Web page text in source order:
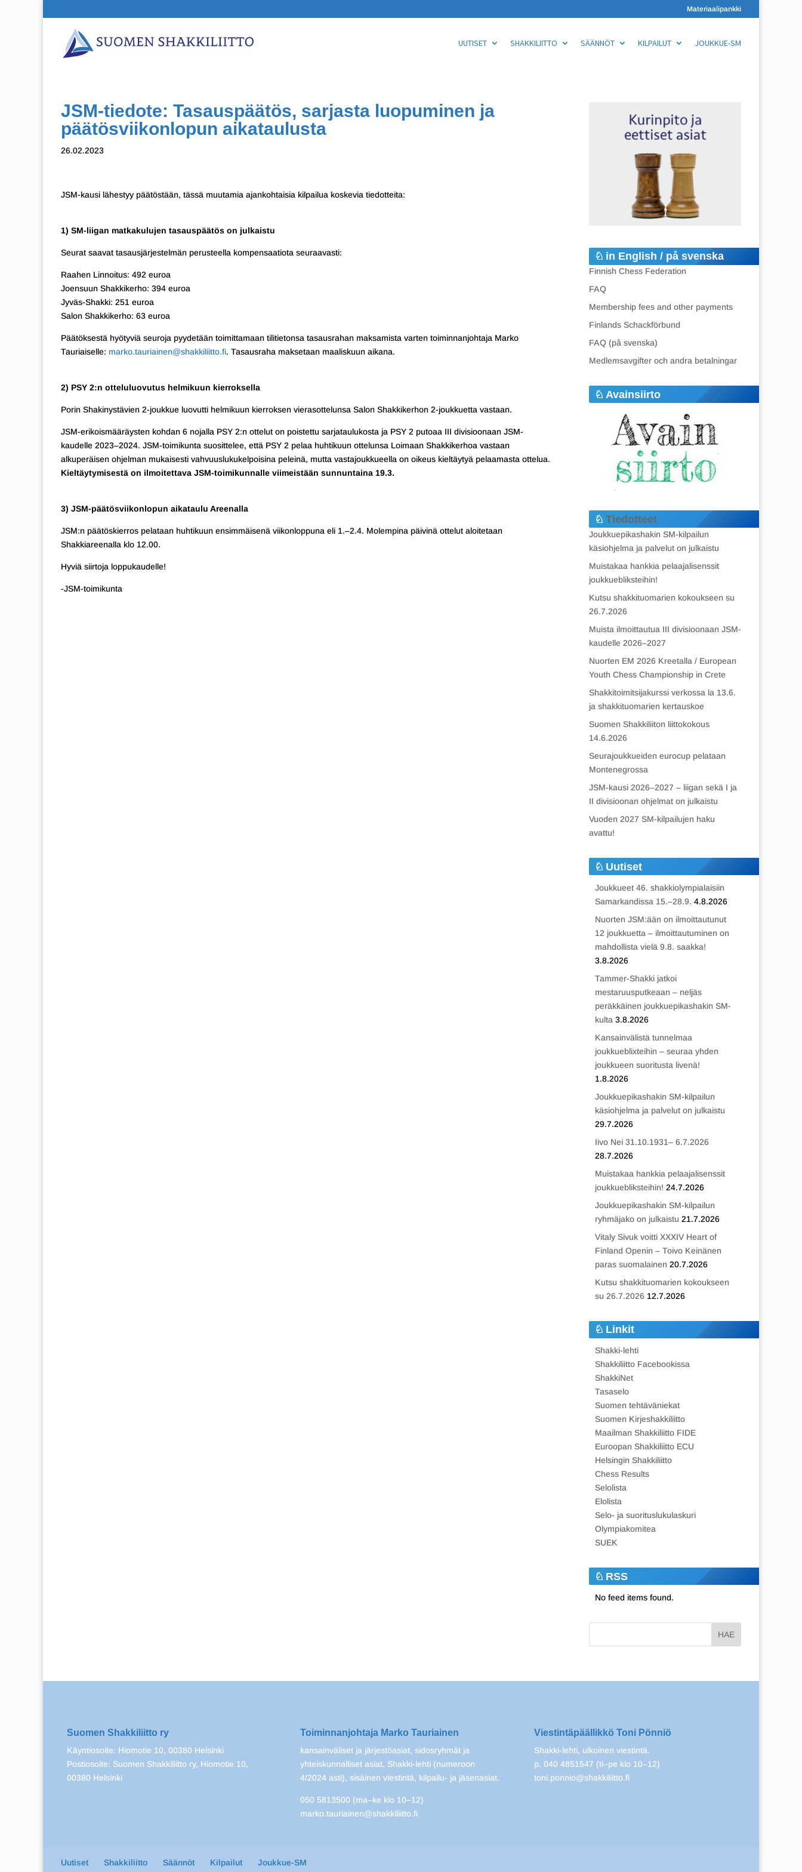
Materiaalipankki
UUTISET SHAKKILIITTO SÄÄNNÖT KILPAILUT JOUKKUE-SM
JSM-tiedote: Tasauspäätös, sarjasta luopuminen ja
päätösviikonlopun aikataulusta
26.02.2023
JSM-kausi lähestyy päätöstään, tässä muutamia ajankohtaisia kilpailua koskevia tiedotteita:
1) SM-liigan matkakulujen tasauspäätös on julkaistu
Seurat saavat tasausjärjestelmän perusteella kompensaatiota seuraavasti:
Raahen Linnoitus: 492 euroa
Joensuun Shakkikerho: 394 euroa
Jyväs-Shakki: 251 euroa
Salon Shakkikerho: 63 euroa
Päätöksestä hyötyviä seuroja pyydetään toimittamaan tilitietonsa tasausrahan maksamista varten toiminnanjohtaja Marko
Tauriaiselle: marko.tauriainen@shakkiliitto.fi. Tasausraha maksetaan maaliskuun aikana.
2) PSY 2:n otteluluovutus helmikuun kierroksella
Porin Shakinystävien 2-joukkue luovutti helmikuun kierroksen vierasottelunsa Salon Shakkikerhon 2-joukkuetta vastaan.
JSM-erikoismääräysten kohdan 6 nojalla PSY 2:n ottelut on poistettu sarjataulukosta ja PSY 2 putoaa III divisioonaan JSM-
kaudelle 2023–2024. JSM-toimikunta suosittelee, että PSY 2 pelaa huhtikuun ottelunsa Loimaan Shakkikerhoa vastaan
alkuperäisen ohjelman mukaisesti vahvuuslukukelpoisina peleinä, mutta vastajoukkueella on oikeus kieltäytyä pelaamasta ottelua.
Kieltäytymisestä on ilmoitettava JSM-toimikunnalle viimeistään sunnuntaina 19.3.
3) JSM-päätösviikonlopun aikataulu Areenalla
JSM:n päätöskierros pelataan huhtikuun ensimmäisenä viikonloppuna eli 1.–2.4. Molempina päivinä ottelut aloitetaan
Shakkiareenalla klo 12.00.
Hyviä siirtoja loppukaudelle!
-JSM-toimikunta
in English / på svenska
Finnish Chess Federation
FAQ
Membership fees and other payments
Finlands Schackförbund
FAQ (på svenska)
Medlemsavgifter och andra betalningar
Avainsiirto
Tiedotteet
Joukkuepikashakin SM-kilpailun
käsiohjelma ja palvelut on julkaistu
Muistakaa hankkia pelaajalisenssit
joukkuebliksteihin!
Kutsu shakkituomarien kokoukseen su
26.7.2026
Muista ilmoittautua III divisioonaan JSM-
kaudelle 2026–2027
Nuorten EM 2026 Kreetalla / European
Youth Chess Championship in Crete
Shakkitoimitsijakurssi verkossa la 13.6.
ja shakkituomarien kertauskoe
Suomen Shakkiliiton liittokokous
14.6.2026
Seurajoukkueiden eurocup pelataan
Montenegrossa
JSM-kausi 2026–2027 – liigan sekä I ja
II divisioonan ohjelmat on julkaistu
Vuoden 2027 SM-kilpailujen haku
avattu!
Uutiset
Joukkueet 46. shakkiolympialaisiin
Samarkandissa 15.–28.9. 4.8.2026
Nuorten JSM:ään on ilmoittautunut
12 joukkuetta – ilmoittautuminen on
mahdollista vielä 9.8. saakka!
3.8.2026
Tammer-Shakki jatkoi
mestaruusputkeaan – neljäs
peräkkäinen joukkuepikashakin SM-
kulta 3.8.2026
Kansainvälistä tunnelmaa
joukkueblixteihin – seuraa yhden
joukkueen suoritusta livenä!
1.8.2026
Joukkuepikashakin SM-kilpailun
käsiohjelma ja palvelut on julkaistu
29.7.2026
Iivo Nei 31.10.1931– 6.7.2026
28.7.2026
Muistakaa hankkia pelaajalisenssit
joukkuebliksteihin! 24.7.2026
Joukkuepikashakin SM-kilpailun
ryhmäjako on julkaistu 21.7.2026
Vitaly Sivuk voitti XXXIV Heart of
Finland Openin – Toivo Keinänen
paras suomalainen 20.7.2026
Kutsu shakkituomarien kokoukseen
su 26.7.2026 12.7.2026
Linkit
Shakki-lehti
Shakkiliitto Facebookissa
ShakkiNet
Tasaselo
Suomen tehtäväniekat
Suomen Kirjeshakkiliitto
Maailman Shakkiliitto FIDE
Euroopan Shakkiliitto ECU
Helsingin Shakkiliitto
Chess Results
Selolista
Elolista
Selo- ja suorituslukulaskuri
Olympiakomitea
SUEK
RSS
No feed items found.
Suomen Shakkiliitto ry
Käyntiosoite: Hiomotie 10, 00380 Helsinki
Postiosoite: Suomen Shakkiliitto ry, Hiomotie 10,
00380 Helsinki
Toiminnanjohtaja Marko Tauriainen
kansainväliset ja järjestöasiat, sidosryhmät ja
yhteiskunnalliset asiat, Shakki-lehti (numeroon
4/2024 asti), sisäinen viestintä, kilpailu- ja jäsenasiat.
050 5813500 (ma–ke klo 10–12)
marko.tauriainen@shakkiliitto.fi
Viestintäpäällikkö Toni Pönniö
Shakki-lehti, ulkoinen viestintä.
p. 040 4851547 (ti–pe klo 10–12)
toni.ponnio@shakkiliitto.fi
Uutiset Shakkiliitto Säännöt Kilpailut Joukkue-SM